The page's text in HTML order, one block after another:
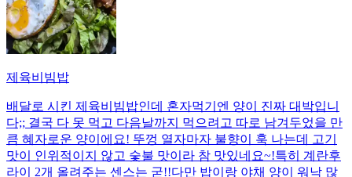
제육비빔밥
배달로 시킨 제육비빔밥인데 혼자먹기엔 양이 진짜 대박입니
다;; 결국 다 못 먹고 다음날까지 먹으려고 따로 남겨두었을 만
큼 혜자로운 양이에요! 뚜껑 열자마자 불향이 훅 나는데 고기
맛이 인위적이지 않고 숯불 맛이라 참 맛있네요~!특히 계란후
라이 2개 올려주는 센스는 굳!! ​다만 밥이랑 야채 양이 워낙 많